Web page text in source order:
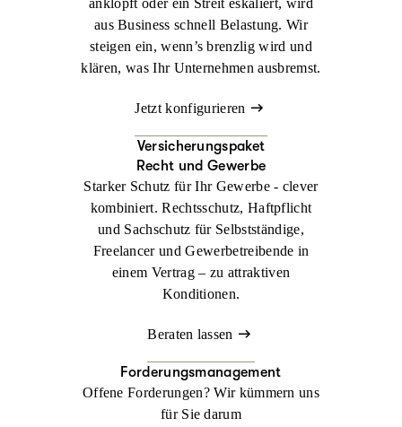
anklopft oder ein Streit eskaliert, wird
aus Business schnell Belastung. Wir
steigen ein, wenn’s brenzlig wird und
klären, was Ihr Unternehmen ausbremst.
Jetzt konfigurieren
Versicherungspaket
Recht und Gewerbe
Starker Schutz für Ihr Gewerbe - clever
kombiniert. Rechtsschutz, Haftpflicht
und Sachschutz für Selbstständige,
Freelancer und Gewerbetreibende in
einem Vertrag – zu attraktiven
Konditionen.
Beraten lassen
Forderungsmanagement
Offene Forderungen? Wir kümmern uns
für Sie darum